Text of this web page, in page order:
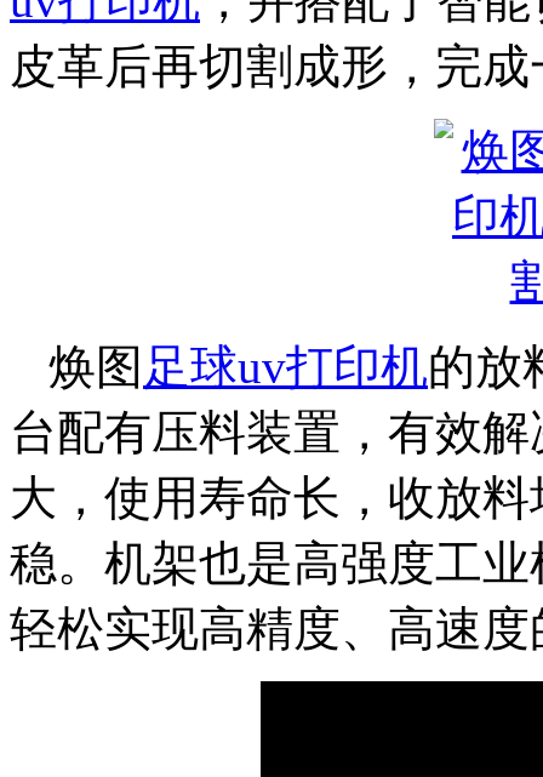
皮革后再切割成形，完
焕图 足球uv打印机的放
台配有压料装置，有效
大，使用寿命长，收放
稳。机架也是高强度工
轻松实现高精度、高速